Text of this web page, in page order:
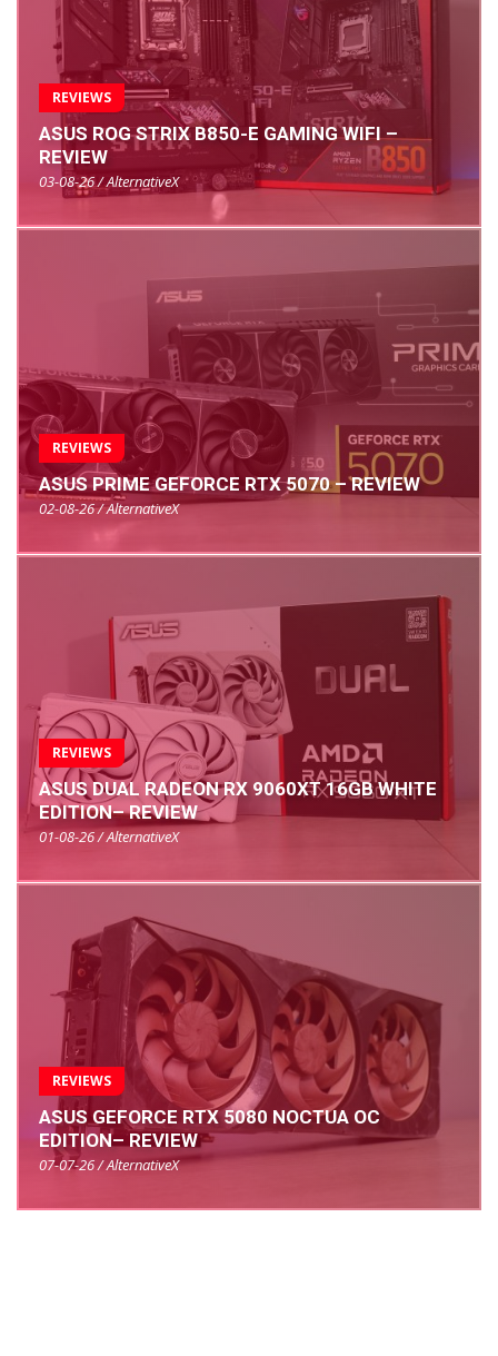
REVIEWS
ASUS ROG STRIX B850-E GAMING WIFI –
REVIEW
03-08-26 / AlternativeX
REVIEWS
ASUS PRIME GEFORCE RTX 5070 – REVIEW
02-08-26 / AlternativeX
REVIEWS
ASUS DUAL RADEON RX 9060XT 16GB WHITE
EDITION– REVIEW
01-08-26 / AlternativeX
REVIEWS
ASUS GEFORCE RTX 5080 NOCTUA OC
EDITION– REVIEW
07-07-26 / AlternativeX